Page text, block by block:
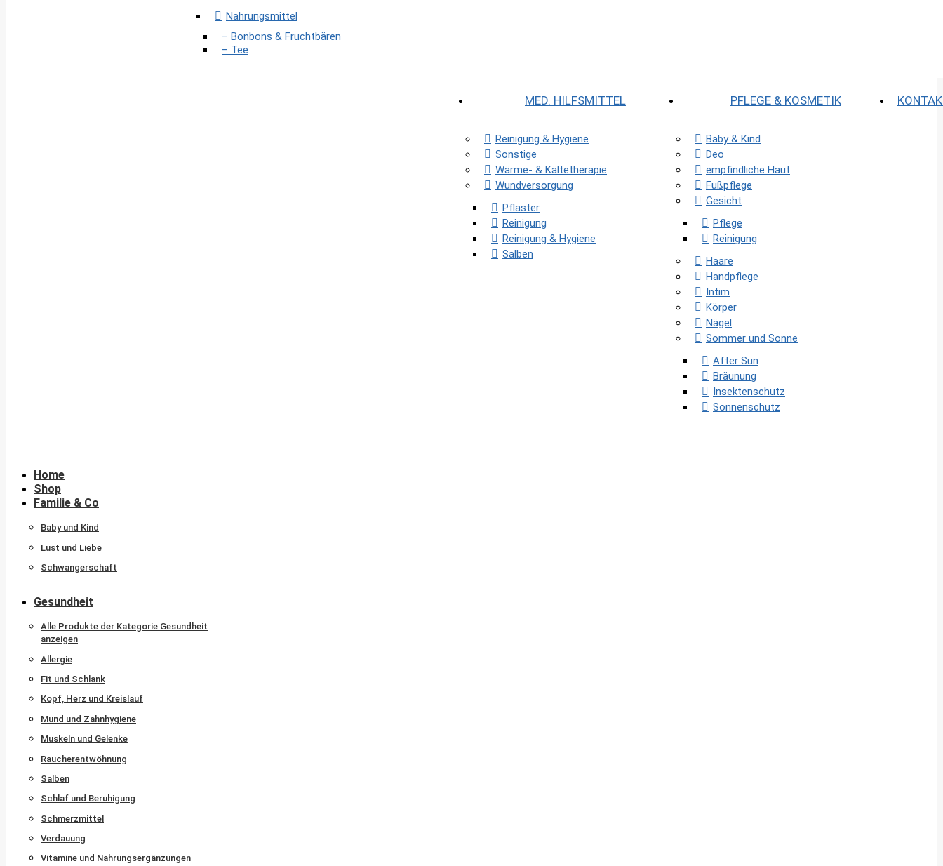
Nahrungsmittel
– Bonbons & Fruchtbären
– Tee
MED. HILFSMITTEL
Reinigung & Hygiene
Sonstige
Wärme- & Kältetherapie
Wundversorgung
Pflaster
Reinigung
Reinigung & Hygiene
Salben
PFLEGE & KOSMETIK
Baby & Kind
Deo
empfindliche Haut
Fußpflege
Gesicht
Pflege
Reinigung
Haare
Handpflege
Intim
Körper
Nägel
Sommer und Sonne
After Sun
Bräunung
Insektenschutz
Sonnenschutz
Home
Shop
Familie & Co
Baby und Kind
Lust und Liebe
Schwangerschaft
Gesundheit
Alle Produkte der Kategorie Gesundheit
anzeigen
Allergie
Fit und Schlank
Kopf, Herz und Kreislauf
Mund und Zahnhygiene
Muskeln und Gelenke
Raucherentwöhnung
Salben
Schlaf und Beruhigung
Schmerzmittel
Verdauung
Vitamine und Nahrungsergänzungen